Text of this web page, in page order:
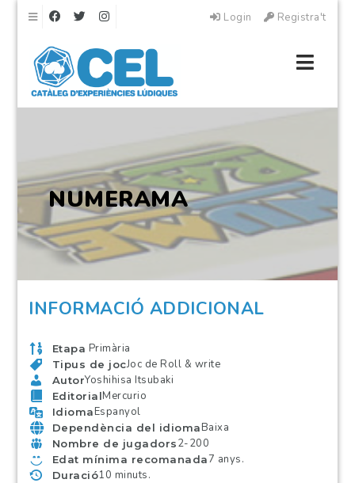
Navigation Login Registra't
NUMERAMA
INFORMACIÓ ADDICIONAL
Etapa Primària
Tipus de jocJoc de Roll & write
AutorYoshihisa Itsubaki
EditorialMercurio
IdiomaEspanyol
Dependència del idiomaBaixa
Nombre de jugadors2-200
Edat mínima recomanada7 anys.
Duració10 minuts.